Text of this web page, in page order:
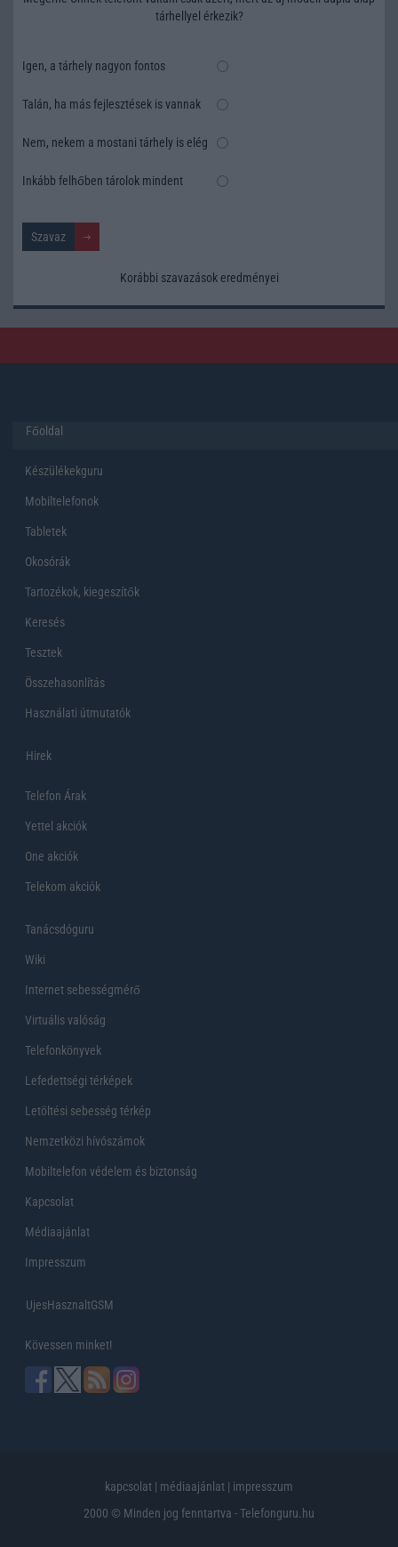
tárhellyel érkezik?
Igen, a tárhely nagyon fontos
Talán, ha más fejlesztések is vannak
Nem, nekem a mostani tárhely is elég
Inkább felhőben tárolok mindent
Korábbi szavazások eredményei
Főoldal
Készülékekguru
Mobiltelefonok
Tabletek
Okosórák
Tartozékok, kiegeszítők
Keresés
Tesztek
Összehasonlítás
Használati útmutatók
Hirek
Telefon Árak
Yettel akciók
One akciók
Telekom akciók
Tanácsdóguru
Wiki
Internet sebességmérő
Virtuális valóság
Telefonkönyvek
Lefedettségi térképek
Letöltési sebesség térkép
Nemzetközi hívószámok
Mobiltelefon védelem és biztonság
Kapcsolat
Médiaajánlat
Impresszum
UjesHasznaltGSM
Kövessen minket!
kapcsolat | médiaajánlat | impresszum
2000 © Minden jog fenntartva - Telefonguru.hu